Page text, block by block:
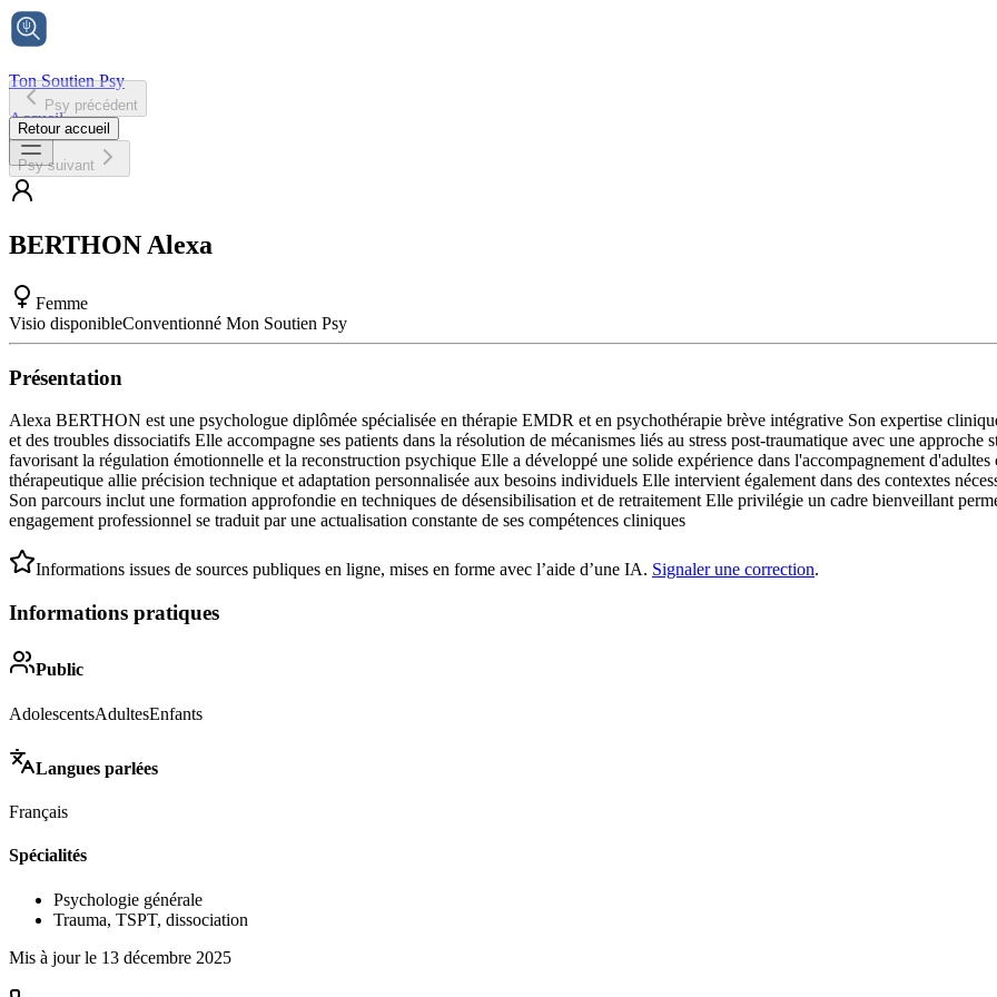
Ton Soutien Psy
Accueil
Psy précédent
Retour accueil
Psy suivant
BERTHON Alexa
Femme
Visio disponibleConventionné Mon Soutien Psy
Présentation
Alexa BERTHON est une psychologue diplômée spécialisée en thérapie EMDR et en psychothérapie brève intégrative Son expertise
et des troubles dissociatifs Elle accompagne ses patients dans la résolution de mécanismes liés au stress post-traumatique avec une approche
favorisant la régulation émotionnelle et la reconstruction psychique Elle a développé une solide expérience dans l'accompagnement
thérapeutique allie précision technique et adaptation personnalisée aux besoins individuels Elle intervient également dans des contextes
Son parcours inclut une formation approfondie en techniques de désensibilisation et de retraitement Elle privilégie un cadre bienveillant
engagement professionnel se traduit par une actualisation constante de ses compétences cliniques
Informations issues de sources publiques en ligne, mises en forme avec l’aide d’une IA. Signaler une correction.
Informations pratiques
Public
AdolescentsAdultesEnfants
Langues parlées
Français
Spécialités
Psychologie générale
Trauma, TSPT, dissociation
Mis à jour le 13 décembre 2025